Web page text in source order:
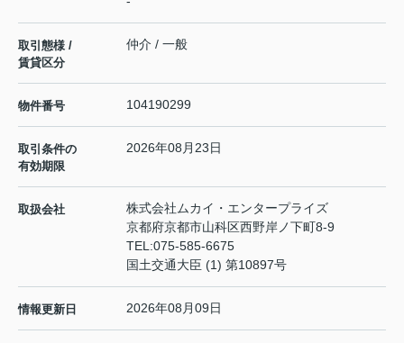
取引態様 /
賃貸区分
仲介 / 一般
物件番号 104190299
取引条件の
有効期限
2026年08月23日
取扱会社
株式会社ムカイ・エンタープライズ
京都府京都市山科区西野岸ノ下町8-9
TEL:075-585-6675
国土交通大臣 (1) 第10897号
情報更新日 2026年08月09日